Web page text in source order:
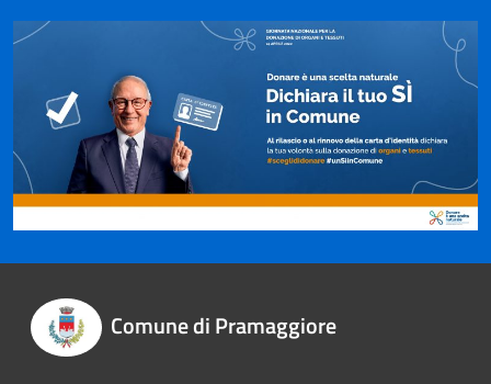
Comune di Pramaggiore